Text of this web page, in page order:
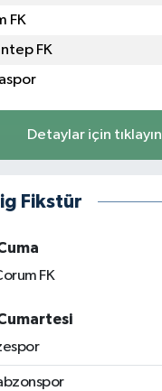
FK
FK
Detaylar için tıklayın
Fikstür
FK